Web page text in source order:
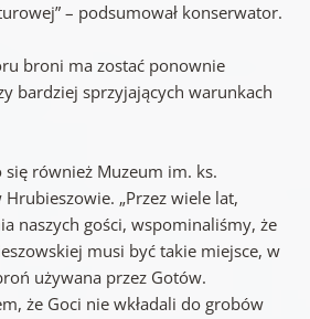
– podsumował konserwator.
broni ma zostać ponownie
bardziej sprzyjających warunkach
się również Muzeum im. ks.
Hrubieszowie. „Przez wiele lat,
naszych gości, wspominaliśmy, że
musi być takie miejsce, w
używana przez Gotów.
że Goci nie wkładali do grobów